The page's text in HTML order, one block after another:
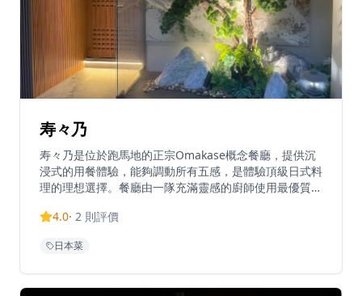
寿々乃
寿々乃是位於跑馬地的正宗Omakase概念餐廳，提供沉
浸式的用餐體驗，能夠調動所有五感，是體驗頂級日式料
理的理想選擇。餐廳由一隊充滿靈感的廚師使用最優質的
人可以近距離觀看廚師精湛的烹飪技藝。餐廳環境明亮整
餐體驗。無論是想要享受正宗Omakase體驗，還是慶祝
環境中品味精緻的日式料理，感受日本飲食文化的獨特魅
4.0· 2 則評價
日本菜